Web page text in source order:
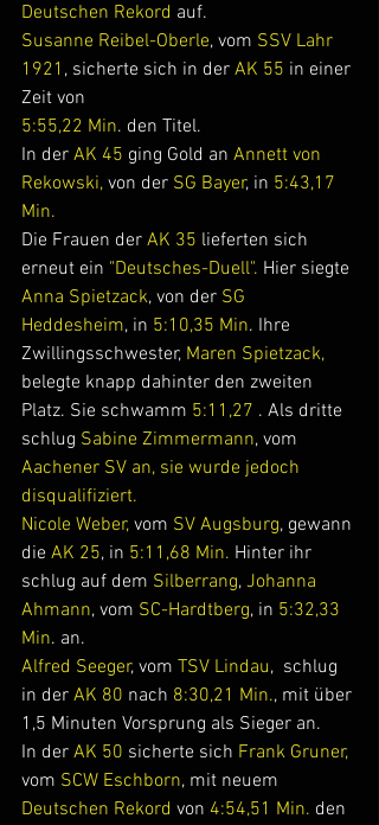
Deutschen Rekord auf.
Susanne Reibel-Oberle, vom SSV Lahr
1921 , sicherte sich in der AK 55 in einer
Zeit von
5:55,22 Min. den Titel.
In der AK 45 ging Gold an Annett von
Rekowski, von der SG Bayer, in 5:43,17
Min.
Die Frauen der AK 35 lieferten sich
erneut ein "Deutsches-Duell". Hier siegte
Anna Spietzack, von der SG
Heddesheim, in 5:10,35 Min. Ihre
Zwillingsschwester, Maren Spietzack,
belegte knapp dahinter den zweiten
Platz. Sie schwamm 5:11,27 . Als dritte
schlug Sabine Zimmermann, vom
Aachener SV an, sie wurde jedoch
disqualifiziert.
Nicole Weber, vom SV Augsburg, gewann
die AK 25, in 5:11,68 Min. Hinter ihr
schlug auf dem Silberrang, Johanna
Ahmann, vom SC-Hardtberg, in 5:32,33
Min. an.
Alfred Seeger, vom TSV Lindau,  schlug
in der AK 80 nach 8:30,21 Min., mit über
1,5 Minuten Vorsprung als Sieger an.
In der AK 50 sicherte sich Frank Gruner,
vom SCW Eschborn, mit neuem
Deutschen Rekord von 4:54,51 Min. den